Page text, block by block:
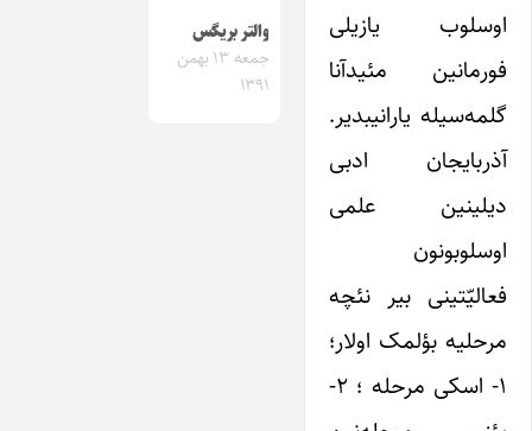
اوسلوب یازیلی
فورمانین مئیدآنا
گلمه‌سیله یارانیبدیر.
آذربایجان ادبی
دیلینین علمی
اوسلوبونون
فعالیّتینی بیر نئچه
مرحلیه بؤلمک اولار؛
۱- اسکی مرحله ؛ ۲-
والتر بریگس
جمعه ۱۳ بهمن
۱۳۹۱